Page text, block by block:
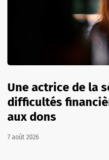
Une actrice de la
difficultés
aux dons
7 août 2026